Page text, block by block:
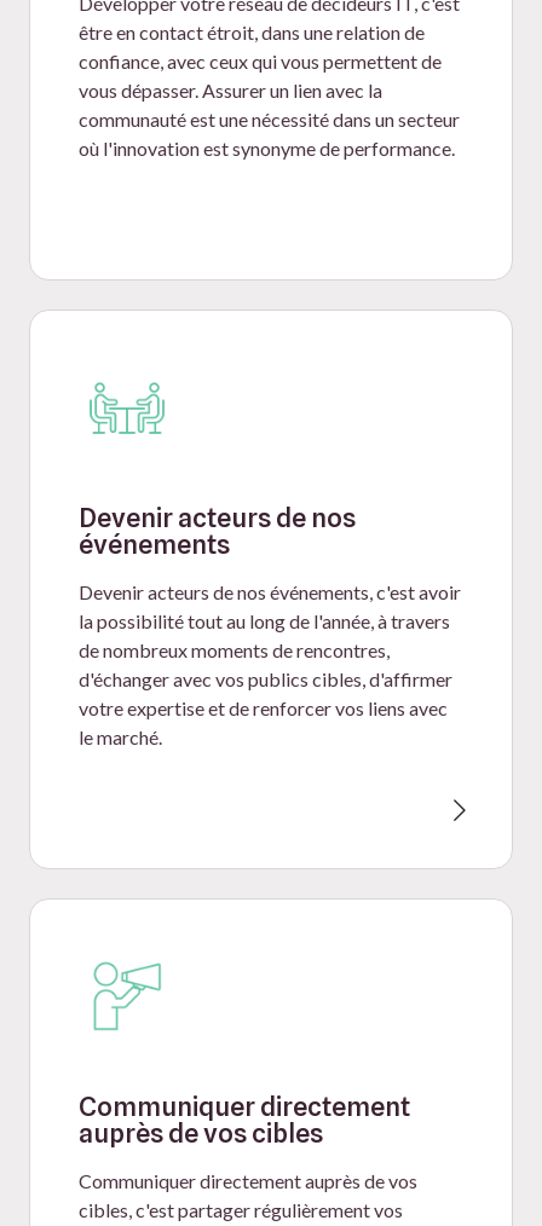
être en contact étroit, dans une relation de
confiance, avec ceux qui vous permettent de
vous dépasser. Assurer un lien avec la
communauté est une nécessité dans un secteur
où l'innovation est synonyme de performance.
Devenir acteurs de nos
événements
Devenir acteurs de nos événements, c'est avoir
la possibilité tout au long de l'année, à travers
de nombreux moments de rencontres,
d'échanger avec vos publics cibles, d'affirmer
votre expertise et de renforcer vos liens avec
le marché.
Communiquer directement
auprès de vos cibles
Communiquer directement auprès de vos
cibles, c'est partager régulièrement vos